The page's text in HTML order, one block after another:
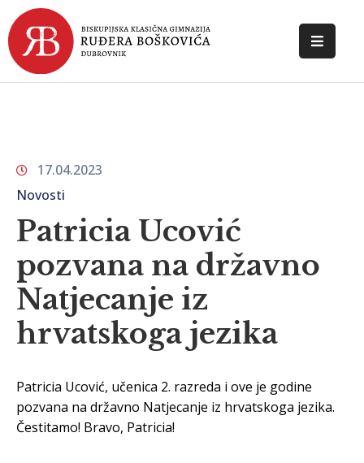
POČETNA
DOKUMENTI
KONTAKT
17.04.2023
Novosti
Patricia Ucović
pozvana na državno
Natjecanje iz
hrvatskoga jezika
Patricia Ucović, učenica 2. razreda i ove je godine
pozvana na državno Natjecanje iz hrvatskoga jezika.
Čestitamo! Bravo, Patricia!